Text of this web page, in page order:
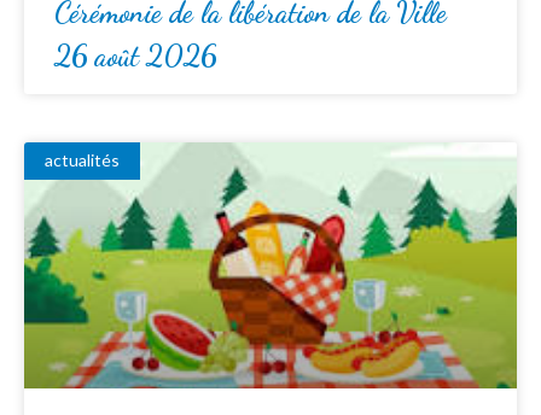
Cérémonie de la libération de la Ville
26 août 2026
actualités